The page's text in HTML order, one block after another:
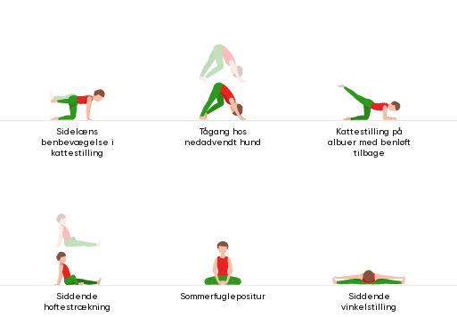
Sidelæns
benbevægelse i
kattestilling
Tågang hos
nedadvendt hund
Kattestilling på
albuer med benløft
tilbage
Siddende
hoftestrækning
Sommerfuglepositur
Siddende
vinkelstilling